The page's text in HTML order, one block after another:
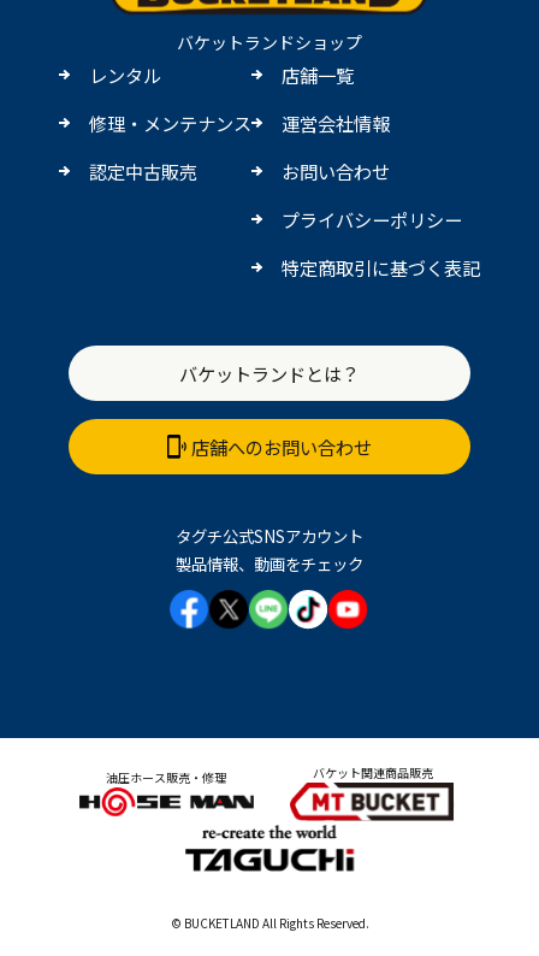
バケットランドショップ
レンタル
修理・メンテナンス
認定中古販売
店舗一覧
運営会社情報
お問い合わせ
プライバシーポリシー
特定商取引に基づく表記
バケットランドとは？
店舗へのお問い合わせ
タグチ公式SNSアカウント
製品情報、動画をチェック
© BUCKETLAND All Rights Reserved.
油圧ホース販売・修理 バケット関連商品販売